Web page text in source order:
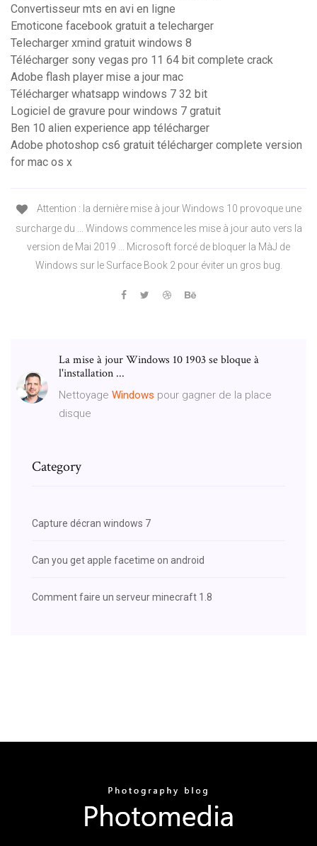
Convertisseur mts en avi en ligne
Emoticone facebook gratuit a telecharger
Telecharger xmind gratuit windows 8
Télécharger sony vegas pro 11 64 bit complete crack
Adobe flash player mise a jour mac
Télécharger whatsapp windows 7 32 bit
Logiciel de gravure pour windows 7 gratuit
Ben 10 alien experience app télécharger
Adobe photoshop cs6 gratuit télécharger complete version
for mac os x
Attention : la dernière mise à jour Windows 10 provoque une
surcharge du ... Windows commence les mise à jour auto vers la
version de Mai 2019 ... Microsoft forcé de bloquer la MàJ de
Windows sur le Surface Book 2 pour éviter un gros bug.
La mise à jour Windows 10 1903 se bloque à
l'installation ...
Nettoyage Windows pour gagner de la place
disque
Category
Capture décran windows 7
Can you get apple facetime on android
Comment faire un serveur minecraft 1.8